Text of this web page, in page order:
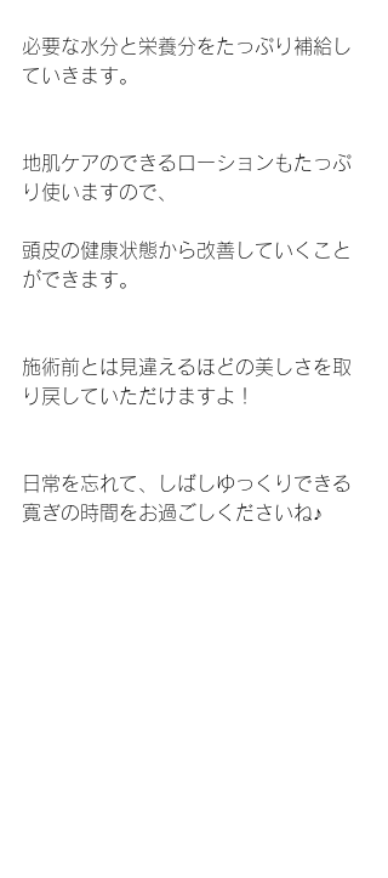
必要な水分と栄養分をたっぷり補給し
ていきます。
地肌ケアのできるローションもたっぷ
り使いますので、
頭皮の健康状態から改善していくこと
ができます。
施術前とは見違えるほどの美しさを取
り戻していただけますよ！
日常を忘れて、しばしゆっくりできる
寛ぎの時間をお過ごしくださいね♪